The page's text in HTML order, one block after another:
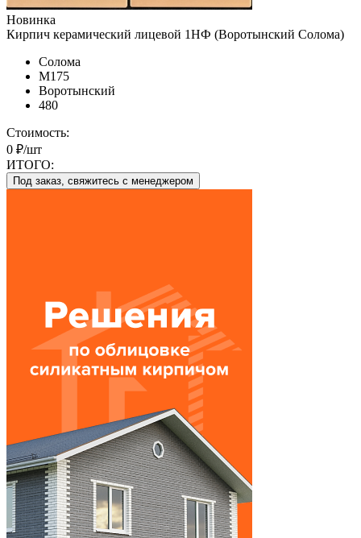
Новинка
Кирпич керамический лицевой 1НФ (Воротынский Солома)
Солома
М175
Воротынский
480
Стоимость:
0 ₽/шт
ИТОГО:
Под заказ, свяжитесь с менеджером